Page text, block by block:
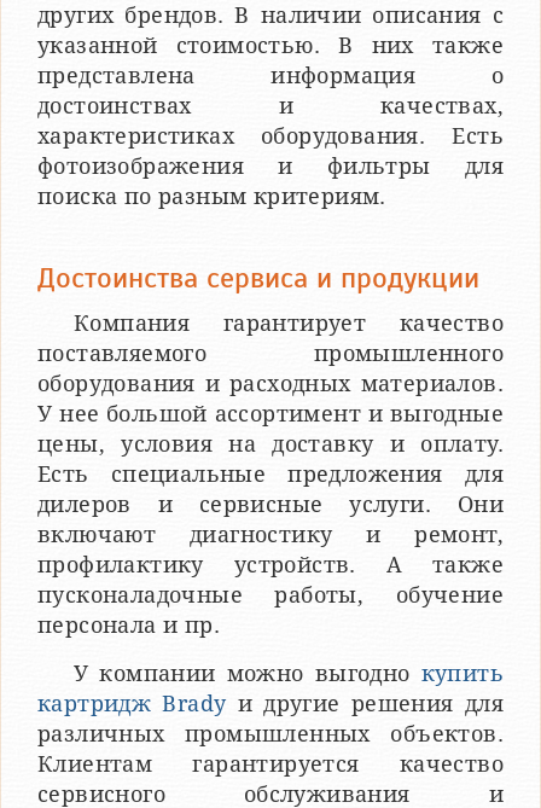
других брендов. В наличии описания с
указанной стоимостью. В них также
представлена информация о
достоинствах и качествах,
характеристиках оборудования. Есть
фотоизображения и фильтры для
поиска по разным критериям.
Достоинства сервиса и продукции
Компания гарантирует качество
поставляемого промышленного
оборудования и расходных материалов.
У нее большой ассортимент и выгодные
цены, условия на доставку и оплату.
Есть специальные предложения для
дилеров и сервисные услуги. Они
включают диагностику и ремонт,
профилактику устройств. А также
пусконаладочные работы, обучение
персонала и пр.
У компании можно выгодно купить
картридж Bradyи другие решения для
различных промышленных объектов.
Клиентам гарантируется качество
сервисного обслуживания и